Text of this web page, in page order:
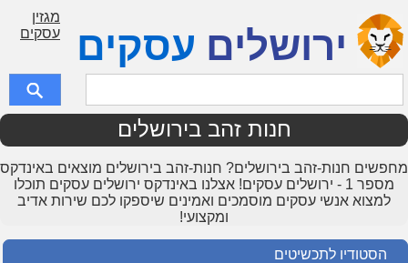
ירושלים עסקים
מגזין
עסקים
חנות זהב בירושלים
מחפשים חנות-זהב בירושלים? חנות-זהב בירושלים מוצאים באינדקס
מספר 1 - ירושלים עסקים! אצלנו באינדקס ירושלים עסקים תוכלו
למצוא אנשי עסקים מוסמכים ואמינים שיספקו לכם שירות אדיב
ומקצועי!
הסטודיו לתכשיטים